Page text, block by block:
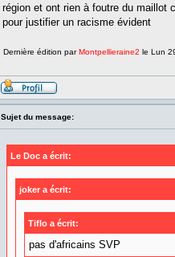
région et ont rien à foutre du maillot
pour justifier un racisme évident
Dernière édition parMontpellieraine2 le Lun
Sujet du message:
Le Doc a écrit:
joker a écrit:
Tiflo a écrit:
pas d'africains SVP